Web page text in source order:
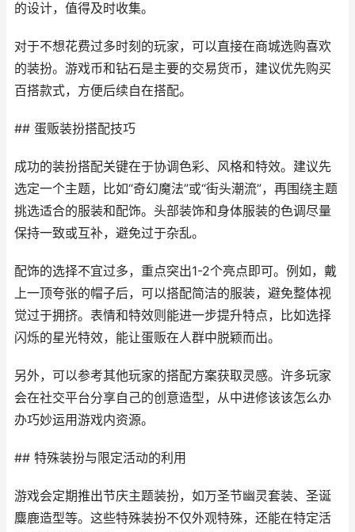
的设计，值得及时收集。
对于不想花费过多时刻的玩家，可以直接在商城选购喜欢
的装扮。游戏币和钻石是主要的交易货币，建议优先购买
百搭款式，方便后续自在搭配。
## 蛋贩装扮搭配技巧
成功的装扮搭配关键在于协调色彩、风格和特效。建议先
选定一个主题，比如“奇幻魔法”或“街头潮流”，再围绕主题
挑选适合的服装和配饰。头部装饰和身体服装的色调尽量
保持一致或互补，避免过于杂乱。
配饰的选择不宜过多，重点突出1-2个亮点即可。例如，戴
上一顶夸张的帽子后，可以搭配简洁的服装，避免整体视
觉过于拥挤。表情和特效则能进一步提升特点，比如选择
闪烁的星光特效，能让蛋贩在人群中脱颖而出。
另外，可以参考其他玩家的搭配方案获取灵感。许多玩家
会在社交平台分享自己的创意造型，从中进修该该怎么办
办巧妙运用游戏内资源。
## 特殊装扮与限定活动的利用
游戏会定期推出节庆主题装扮，如万圣节幽灵套装、圣诞
麋鹿造型等。这些特殊装扮不仅外观特殊，还能在特定活